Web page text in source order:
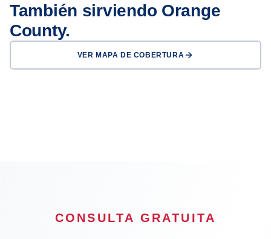
También sirviendo Orange
County.
VER MAPA DE COBERTURA
CONSULTA GRATUITA